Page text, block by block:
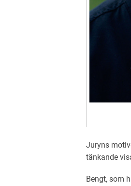
Juryns
tänkande
Bengt, som